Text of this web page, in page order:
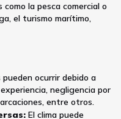
la pesca comercial o
el turismo marítimo,
ocurrir debido a
negligencia por
entre otros.
El clima puede